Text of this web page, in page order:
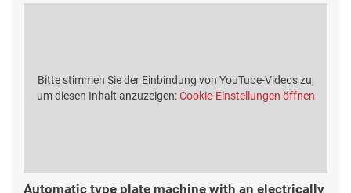
Bitte stimmen Sie der Einbindung von YouTube-Videos zu,
um diesen Inhalt anzuzeigen:Cookie-Einstellungen öffnen
Automatic type plate machine with an electrically